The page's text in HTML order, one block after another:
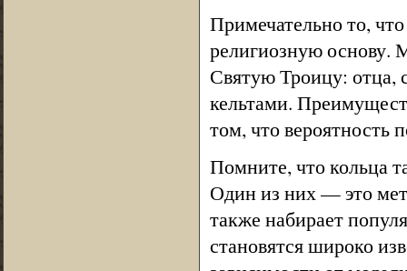
Примечательно то,
религиозную основу.
Святую Троицу: отца,
кельтами.
том, что вероятность
Помните, что кольца
Один из них — это
также набирает
становятся широко